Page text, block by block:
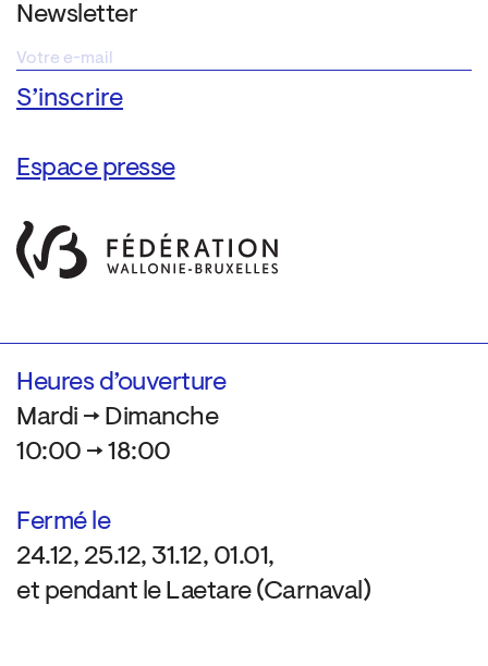
Newsletter
Espace presse
Heures d’ouverture
Mardi → Dimanche
10:00 → 18:00
Fermé le
24.12, 25.12, 31.12, 01.01,
et pendant le Laetare (Carnaval)